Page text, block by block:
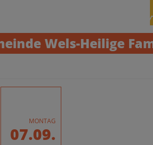
Wels-Heilige
MONTAG
07.09.